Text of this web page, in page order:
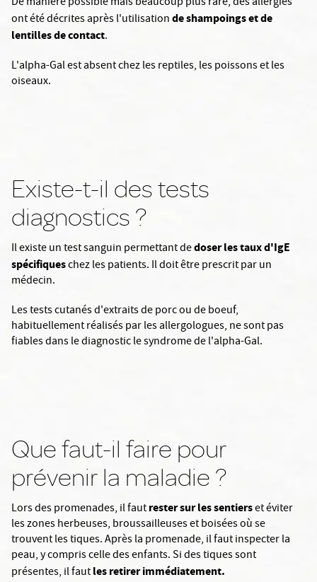
ont été décrites après l'utilisationde shampoings et de
lentilles de contact.
L'alpha-Gal est absent chez les reptiles, les poissons et les
oiseaux.
Existe-t-il des tests
diagnostics ?
Il existe un test sanguin permettant dedoser les taux d'IgE
spécifiqueschez les patients. Il doit être prescrit par un
médecin.
Les tests cutanés d'extraits de porc ou de boeuf,
habituellement réalisés par les allergologues, ne sont pas
fiables dans le diagnostic le syndrome de l'alpha-Gal.
Que faut-il faire pour
prévenir la maladie ?
Lors des promenades, il fautrester sur les sentierset éviter
les zones herbeuses, broussailleuses et boisées où se
trouvent les tiques. Après la promenade, il faut inspecter la
peau, y compris celle des enfants. Si des tiques sont
présentes, il fautles retirer immédiatement.